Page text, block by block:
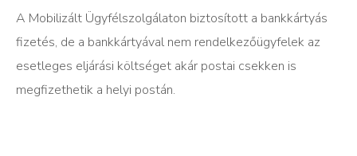
A Mobilizált Ügyfélszolgálaton biztosított a bankkártyás
fizetés, de a bankkártyával nem rendelkezőügyfelek az
esetleges eljárási költséget akár postai csekken is
megfizethetik a helyi postán.